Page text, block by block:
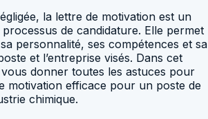
la lettre de motivation est un
de candidature. Elle permet
personnalité, ses compétences et sa
et l’entreprise visés. Dans cet
donner toutes les astuces pour
motivation efficace pour un poste de
chimique.